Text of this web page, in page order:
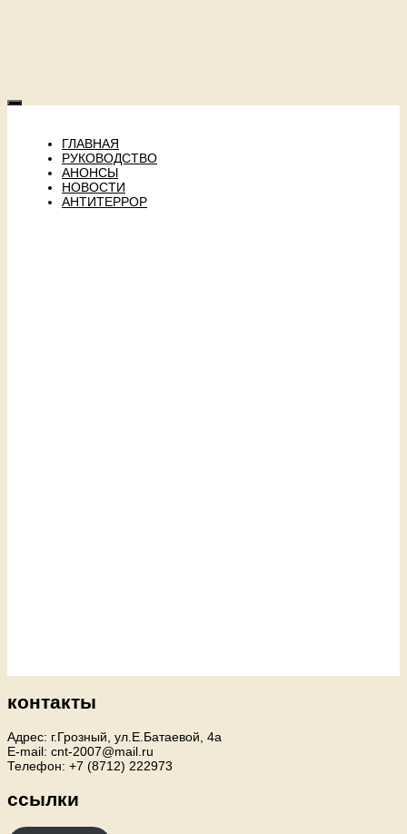
ГЛАВНАЯ
РУКОВОДСТВО
АНОНСЫ
НОВОСТИ
АНТИТЕРРОР
контакты
Адрес: г.Грозный, ул.Е.Батаевой, 4а
E-mail: cnt-2007@mail.ru
Телефон: +7 (8712) 222973
ссылки